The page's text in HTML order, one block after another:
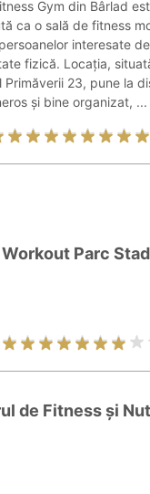
Gym din Bârlad
ca o sală de fitness
interesate
fizică. Locația,
Primăverii 23, pune la
și bine organizat, ...
Parc
de Fitness și